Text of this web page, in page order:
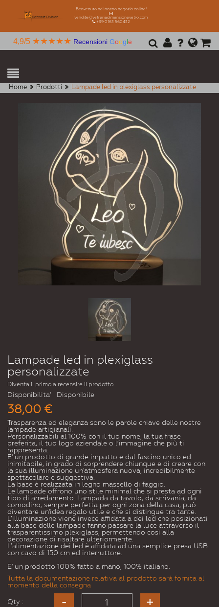
Benvenuto nel nostro negozio online!
vendite@vetreriadimensionevetro.com
+39 0163 560432
4,9/5 ★★★★★ Recensioni Google
Home Prodotti Lampade led in plexiglass personalizzate
Lampade led in plexiglass
personalizzate
Diventa il primo a recensire il prodotto
Disponibilita' Disponibile
38,00 €
Trasparenza ed eleganza sono le parole chiave delle nostre
lampade artigianali.
Personalizzabili al 100% con il tuo nome, la tua frase
preferita, il tuo logo aziendale o l’immagine che più ti
rappresenta.
E' un prodotto di grande impatto e dal fascino unico ed
inimitabile, in grado di sorprendere chiunque e di creare con
la sua illuminazione un'atmosfera nuova, incredibilmente
spettacolare e suggestiva.
La base è realizzata in legno massello di faggio.
Le lampade offrono uno stile minimal che si presta ad ogni
tipo di arredamento. Lampada da tavolo, da scrivania, da
comodino, sempre perfetta per ogni zona della casa, può
diventare un'idea regalo utile e che si distingue tra tante.
L’illuminazione viene invece affidata a dei led che posizionati
alla base delle lampade fanno passare la luce attraverso il
trasparentissimo plexiglass, permettendo così alla
decorazione di risaltare ulteriormente.
L’alimentazione dei led è affidata ad una semplice presa USB
con cavo di 150 cm ed interruttore.
E' un prodotto 100% fatto a mano, 100% italiano.
Tutta la documentazione relativa al prodotto sarà fornita al
momento della consegna
Qty :